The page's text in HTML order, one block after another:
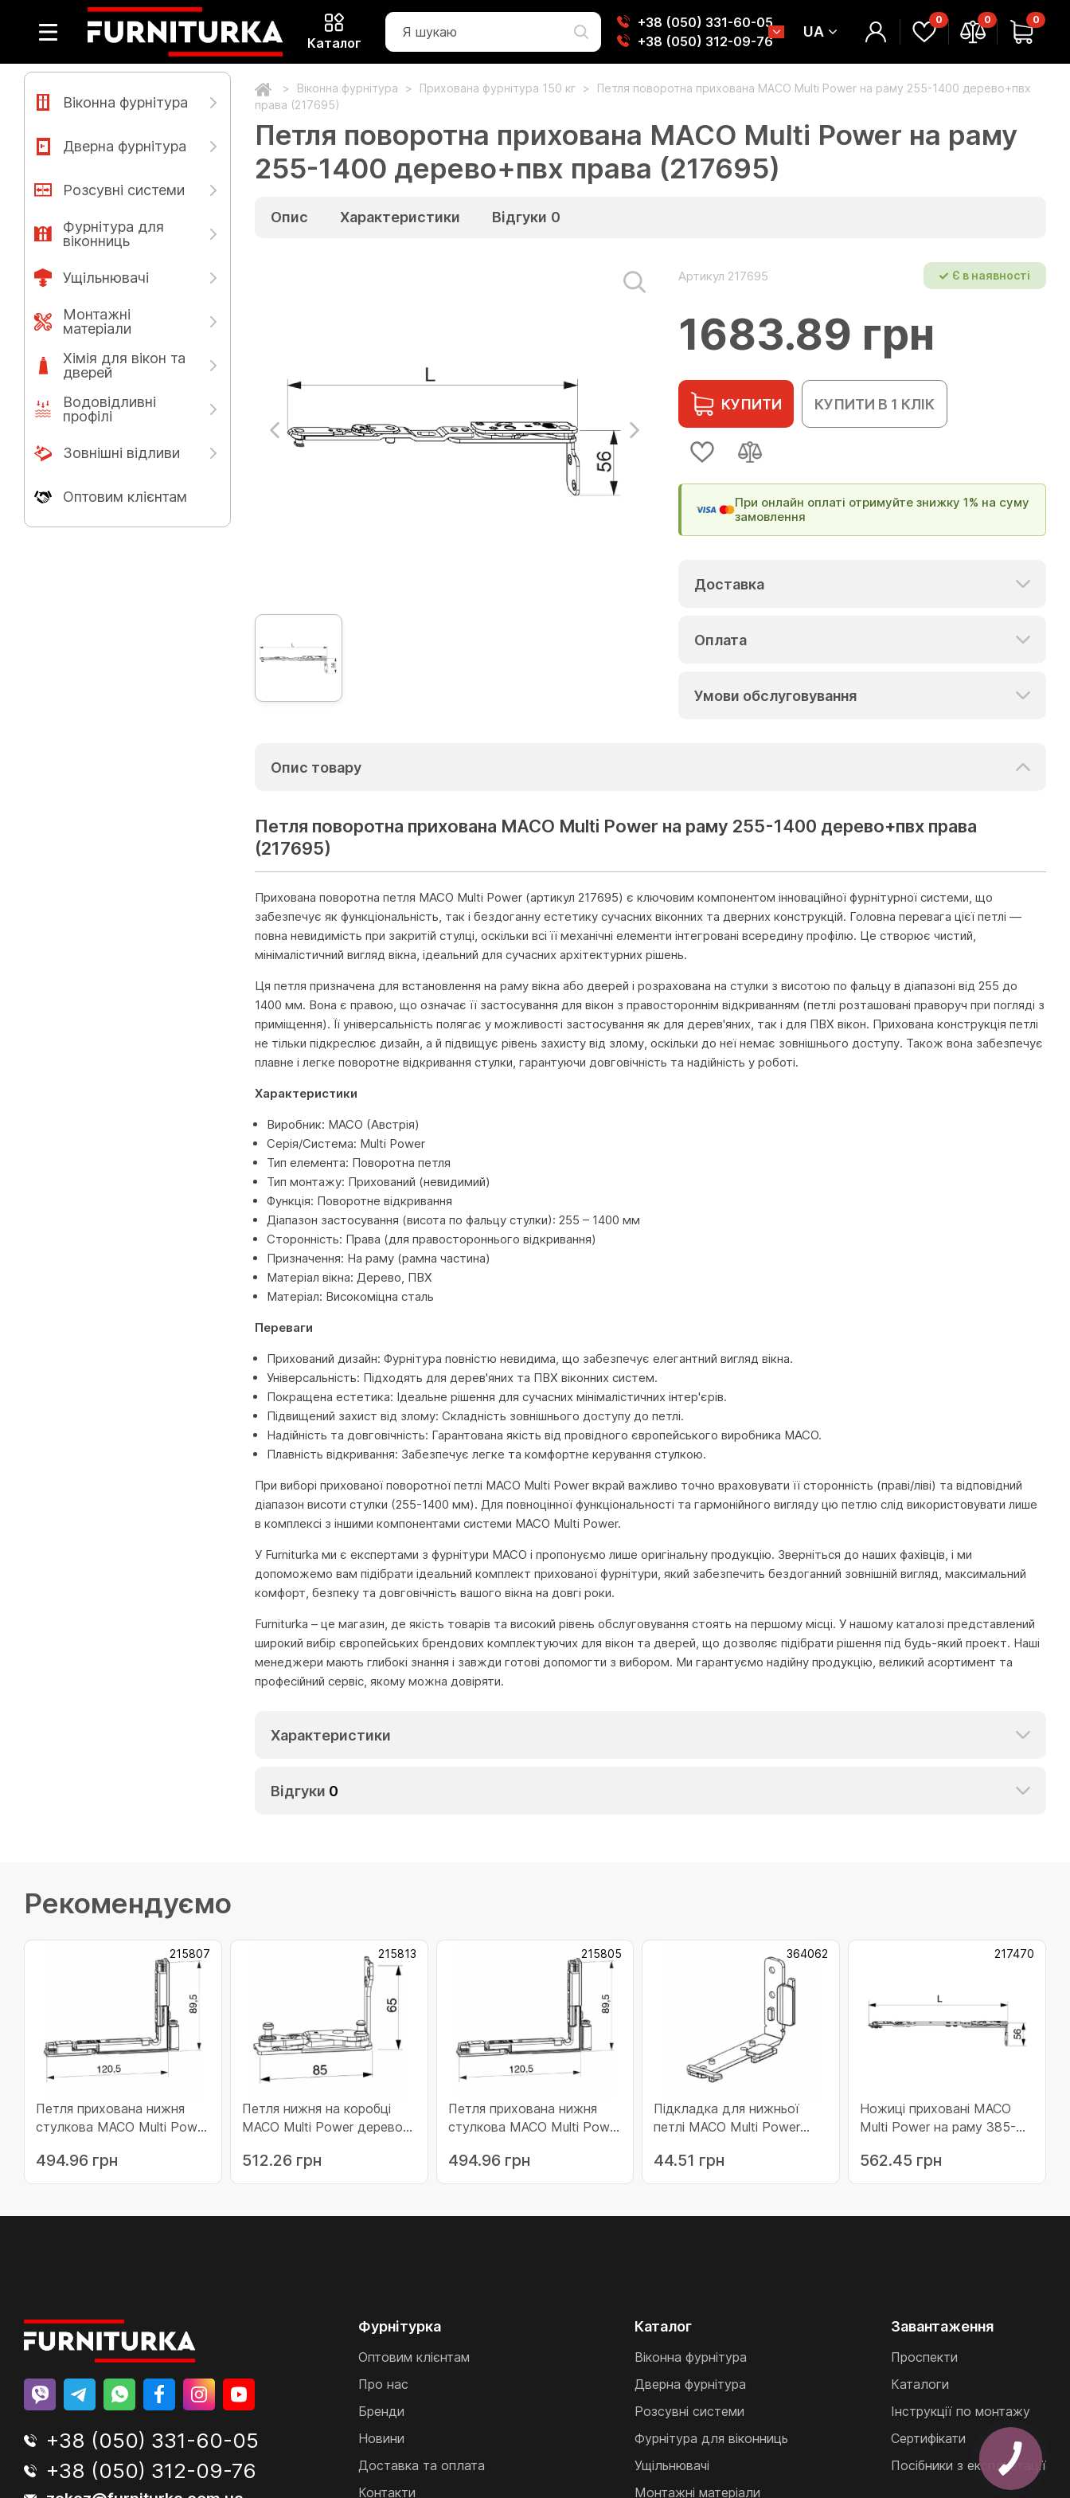
Каталог
+38 (050) 331-60-05
+38 (050) 312-09-76
UA
0 0 0
Віконна фурнітура
Дверна фурнітура
Розсувні системи
Фурнітура для
віконниць
Ущільнювачі
Монтажні
матеріали
Хімія для вікон та
дверей
Водовідливні
профілі
Зовнішні відливи
Оптовим клієнтам
Віконна фурнітура Прихована фурнітура 150 кг
Петля поворотна прихована MACO Multi Power на раму 255-1400 дерево+пвх
права (217695)
Петля поворотна прихована MACO Multi Power на раму
255-1400 дерево+пвх права (217695)
Опис Характеристики Відгуки 0
Артикул 217695 Є в наявності
1683.89 грн
КУПИТИ КУПИТИ В 1 КЛІК
При онлайн оплаті отримуйте знижку 1% на суму
замовлення
Доставка
Оплата
Умови обслуговування
Опис товару
Петля поворотна прихована MACO Multi Power на раму 255-1400 дерево+пвх права
(217695)
Прихована поворотна петля MACO Multi Power (артикул 217695) є ключовим компонентом інноваційної фурнітурної системи, що
забезпечує як функціональність, так і бездоганну естетику сучасних віконних та дверних конструкцій. Головна перевага цієї петлі —
повна невидимість при закритій стулці, оскільки всі її механічні елементи інтегровані всередину профілю. Це створює чистий,
мінімалістичний вигляд вікна, ідеальний для сучасних архітектурних рішень.
Ця петля призначена для встановлення на раму вікна або дверей і розрахована на стулки з висотою по фальцу в діапазоні від 255 до
1400 мм. Вона є правою, що означає її застосування для вікон з правостороннім відкриванням (петлі розташовані праворуч при погляді з
приміщення). Її універсальність полягає у можливості застосування як для дерев'яних, так і для ПВХ вікон. Прихована конструкція петлі
не тільки підкреслює дизайн, а й підвищує рівень захисту від злому, оскільки до неї немає зовнішнього доступу. Також вона забезпечує
плавне і легке поворотне відкривання стулки, гарантуючи довговічність та надійність у роботі.
Характеристики
Виробник: MACO (Австрія)
Серія/Система: Multi Power
Тип елемента: Поворотна петля
Тип монтажу: Прихований (невидимий)
Функція: Поворотне відкривання
Діапазон застосування (висота по фальцу стулки): 255 – 1400 мм
Сторонність: Права (для правостороннього відкривання)
Призначення: На раму (рамна частина)
Матеріал вікна: Дерево, ПВХ
Матеріал: Високоміцна сталь
Переваги
Прихований дизайн: Фурнітура повністю невидима, що забезпечує елегантний вигляд вікна.
Універсальність: Підходять для дерев'яних та ПВХ віконних систем.
Покращена естетика: Ідеальне рішення для сучасних мінімалістичних інтер'єрів.
Підвищений захист від злому: Складність зовнішнього доступу до петлі.
Надійність та довговічність: Гарантована якість від провідного європейського виробника MACO.
Плавність відкривання: Забезпечує легке та комфортне керування стулкою.
При виборі прихованої поворотної петлі MACO Multi Power вкрай важливо точно враховувати її сторонність (праві/ліві) та відповідний
діапазон висоти стулки (255-1400 мм). Для повноцінної функціональності та гармонійного вигляду цю петлю слід використовувати лише
в комплексі з іншими компонентами системи MACO Multi Power.
У Furniturka ми є експертами з фурнітури MACO і пропонуємо лише оригінальну продукцію. Зверніться до наших фахівців, і ми
допоможемо вам підібрати ідеальний комплект прихованої фурнітури, який забезпечить бездоганний зовнішній вигляд, максимальний
комфорт, безпеку та довговічність вашого вікна на довгі роки.
Furniturka – це магазин, де якість товарів та високий рівень обслуговування стоять на першому місці. У нашому каталозі представлений
широкий вибір європейських брендових комплектуючих для вікон та дверей, що дозволяє підібрати рішення під будь-який проект. Наші
менеджери мають глибокі знання і завжди готові допомогти з вибором. Ми гарантуємо надійну продукцію, великий асортимент та
професійний сервіс, якому можна довіряти.
Характеристики
Відгуки 0
Рекомендуємо
215807
Петля прихована нижня
стулкова MACO Multi Power
494.96 грн
215813
Петля нижня на коробці
MACO Multi Power дерево 9
512.26 грн
215805
Петля прихована нижня
стулкова MACO Multi Power
494.96 грн
364062
Підкладка для нижньої
петлі MACO Multi Power
(364062)
44.51 грн
217470
Ножиці приховані MACO
Multi Power на раму 385-
562.45 грн
+38 (050) 331-60-05
+38 (050) 312-09-76
Фурнітурка
Оптовим клієнтам
Про нас
Бренди
Новини
Доставка та оплата
Контакти
Каталог
Віконна фурнітура
Дверна фурнітура
Розсувні системи
Фурнітура для віконниць
Ущільнювачі
Монтажні матеріали
Завантаження
Проспекти
Каталоги
Інструкції по монтажу
Сертифікати
Посібники з експлуатації